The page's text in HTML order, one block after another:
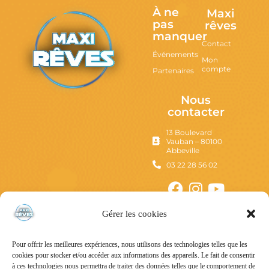
Gérer les cookies
Pour offrir les meilleures expériences, nous utilisons des technologies telles que les
cookies pour stocker et/ou accéder aux informations des appareils. Le fait de consentir
à ces technologies nous permettra de traiter des données telles que le comportement de
À ne
pas
manquer
Événements
Partenaires
Maxi
rêves
Contact
Mon
compte
Nous
contacter
13 Boulevard
Vauban – 80100
Abbeville
03 22 28 56 02